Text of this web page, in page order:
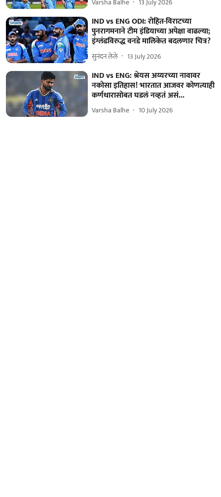
IND vs ENG ODI: रोहित-विराटच्या
पुनरागमनाने टीम इंडियाच्या अपेक्षा वाढल्या;
इंग्लंडविरुद्ध वनडे मालिकेत बदलणार चित्र?
सुनंदन लेले 13 July 2026
IND vs ENG: श्रेयस अय्यरच्या नावावर
नकोसा इतिहास! भारतात आजवर कोणत्याही
कर्णधारासोबत घडलं नव्हतं असं...
Varsha Balhe 10 July 2026